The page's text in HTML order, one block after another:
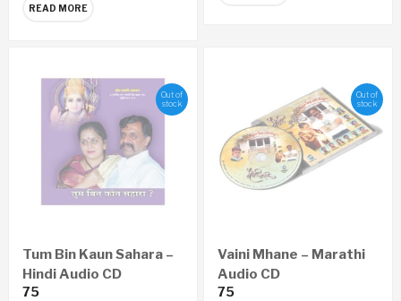
READ MORE
Out of
stock
Tum Bin Kaun Sahara –
Hindi Audio CD
75
Out of
stock
Vaini Mhane – Marathi
Audio CD
75